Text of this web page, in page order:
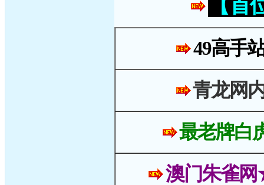
【
49高手
青龙网
最老牌白
澳门朱雀